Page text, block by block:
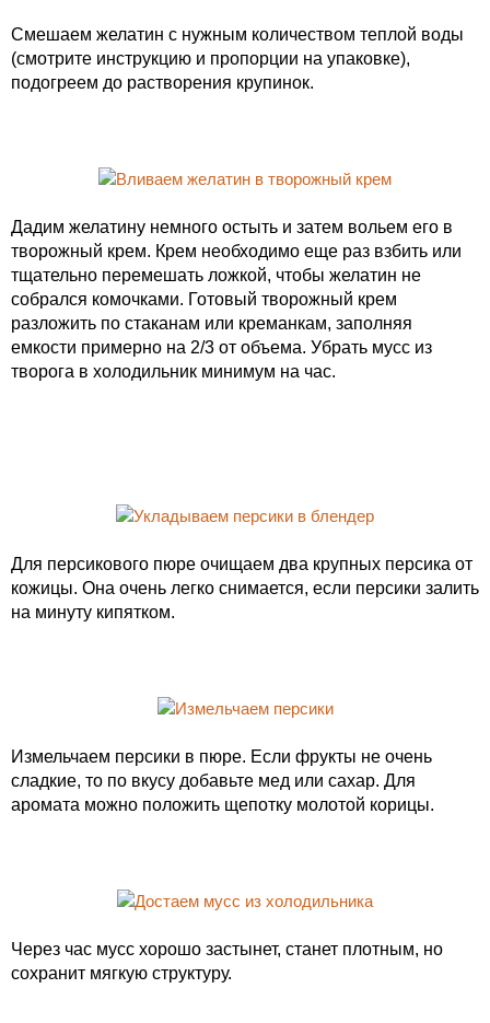
Смешаем желатин с нужным количеством теплой воды
(смотрите инструкцию и пропорции на упаковке),
подогреем до растворения крупинок.
Дадим желатину немного остыть и затем вольем его в
творожный крем. Крем необходимо еще раз взбить или
тщательно перемешать ложкой, чтобы желатин не
собрался комочками. Готовый творожный крем
разложить по стаканам или креманкам, заполняя
емкости примерно на 2/3 от объема. Убрать мусс из
творога в холодильник минимум на час.
Для персикового пюре очищаем два крупных персика от
кожицы. Она очень легко снимается, если персики залить
на минуту кипятком.
Измельчаем персики в пюре. Если фрукты не очень
сладкие, то по вкусу добавьте мед или сахар. Для
аромата можно положить щепотку молотой корицы.
Через час мусс хорошо застынет, станет плотным, но
сохранит мягкую структуру.